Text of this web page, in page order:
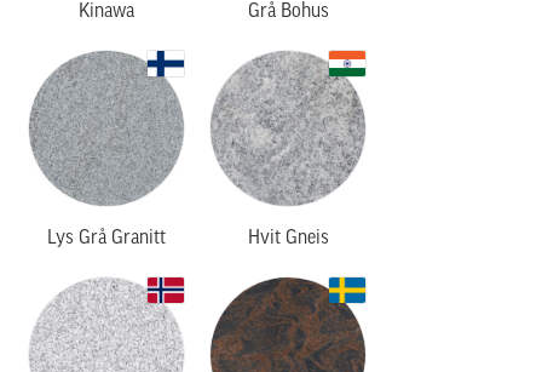
Kinawa Grå Bohus
Lys Grå Granitt Hvit Gneis